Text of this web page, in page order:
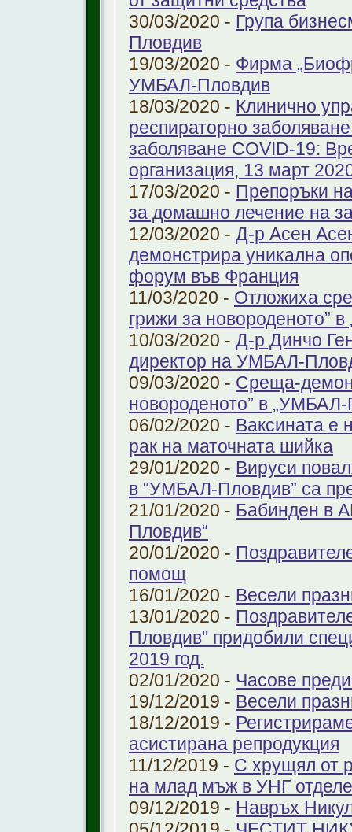
30/03/2020 - Група
Пловдив
19/03/2020 - Фирма
УМБАЛ-Пловдив
18/03/2020 - Клинично
респираторно
заболяване COVID-19:
организация, 13 март
17/03/2020 - Препоръки
за домашно лечение на
12/03/2020 - Д-р Асен
демонстрира уникална
форум във Франция
11/03/2020 - Отложиха
грижи за новороденото”
10/03/2020 - Д-р Динчо
директор на УМБАЛ-
09/03/2020 - Среща-
новороденото” в „УМБАЛ-
06/02/2020 - Ваксината е
рак на маточната шийка
29/01/2020 - Вируси
в “УМБАЛ-Пловдив” са
21/01/2020 - Бабинден в
Пловдив“
20/01/2020 -
помощ
16/01/2020 - Весели
13/01/2020 -
Пловдив" придобили
2019 год.
02/01/2020 - Часове
19/12/2019 - Весели
18/12/2019 -
aсистирана репродукция
11/12/2019 - С хрущял от
на млад мъж в УНГ
09/12/2019 - Навръх